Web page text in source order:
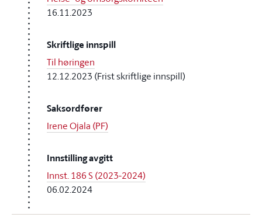
16.11.2023
Skriftlige innspill
Til høringen
12.12.2023 (Frist skriftlige innspill)
Saksordfører
Irene Ojala (PF)
Innstilling avgitt
Innst. 186 S (2023-2024)
06.02.2024